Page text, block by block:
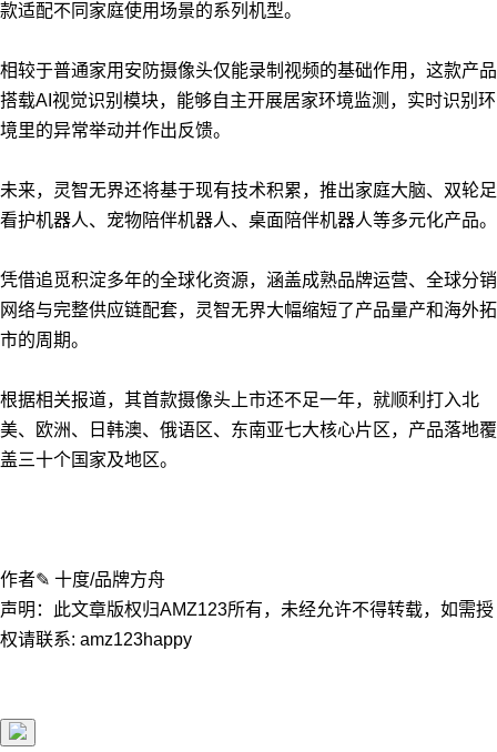
款适配不同家庭使用场景的系列机型。
相较于普通家用安防摄像头仅能录制视频的基础作用，这款产品
搭载AI视觉识别模块，能够自主开展居家环境监测，实时识别环
境里的异常举动并作出反馈。
未来，灵智无界还将基于现有技术积累，推出家庭大脑、双轮足
看护机器人、宠物陪伴机器人、桌面陪伴机器人等多元化产品。
凭借追觅积淀多年的全球化资源，涵盖成熟品牌运营、全球分销
网络与完整供应链配套，灵智无界大幅缩短了产品量产和海外拓
市的周期。
根据相关报道，其首款摄像头上市还不足一年，就顺利打入北
美、欧洲、日韩澳、俄语区、东南亚七大核心片区，产品落地覆
盖三十个国家及地区。
作者✎ 十度/品牌方舟
声明：此文章版权归AMZ123所有，未经允许不得转载，如需授
权请联系: amz123happy